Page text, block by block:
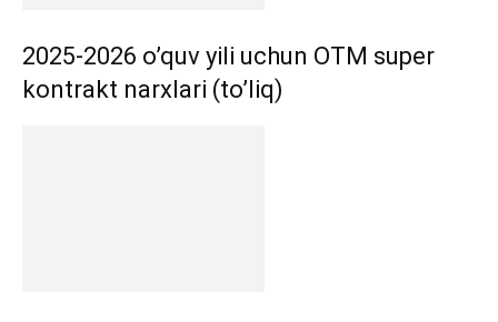
2025-2026 o’quv yili uchun OTM super
kontrakt narxlari (to’liq)